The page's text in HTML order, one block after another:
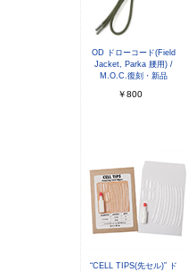
OD ドローコード(Field
Jacket, Parka 腰用) /
M.O.C.復刻・新品
￥800
“CELL TIPS(先セル)” ド